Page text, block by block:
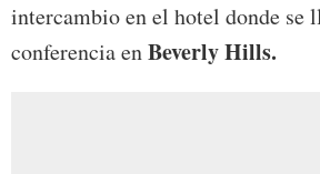
intercambio en el hotel donde se
conferencia enBeverly Hills.